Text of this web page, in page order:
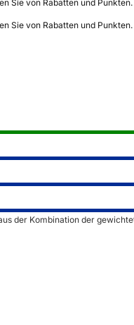
Sie von Rabatten und Punkten.
Sie von Rabatten und Punkten.
der Kombination der